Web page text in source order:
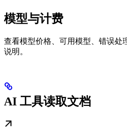
模型与计费
查看模型价格、可用模型、错误处
说明。
AI 工具读取文档